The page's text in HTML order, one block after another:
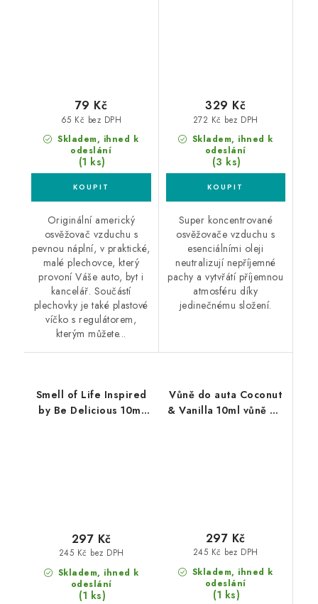
Skladem, ihned k
odeslání
(1 ks)
65 Kč bez DPH
79 Kč
Originální americký
osvěžovač vzduchu s
pevnou náplní, v praktické,
malé plechovce, který
provoní Váše auto, byt i
kancelář. Součástí
plechovky je také plastové
víčko s regulátorem,
kterým můžete...
Skladem, ihned k
odeslání
(3 ks)
272 Kč bez DPH
329 Kč
Super koncentrované
osvěžovače vzduchu s
esenciálními oleji
neutralizují nepříjemné
pachy a vytvřátí příjemnou
atmosféru díky
jedinečnému složení.
Smell of Life Inspired
by Be Delicious 10ml
Skladem, ihned k
odeslání
(1 ks)
245 Kč bez DPH
297 Kč
Vůně do auta Coconut
& Vanilla 10ml vůně do
Skladem, ihned k
odeslání
(1 ks)
245 Kč bez DPH
297 Kč